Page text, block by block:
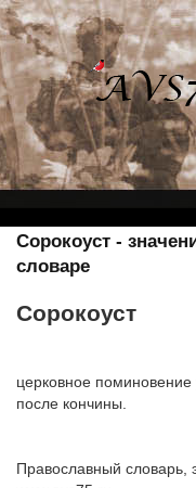
Сорокоуст -
словаре
Сорокоуст
церковное
после кончины.
Православный словарь,